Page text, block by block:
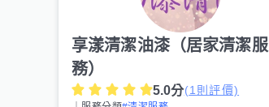
享漾清潔油漆（居家清潔服
務）
5.0分(1 則評價)